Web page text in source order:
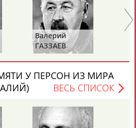
Магомед
АБДУЛКАГИРОВ
Назир
АБДУЛЛАЕВ
ПЕРСОНЫ
Валерий
ГАЗЗАЕВ
У ПЕРСОН ИЗ МИРА
ВЕСЬ СПИСОК